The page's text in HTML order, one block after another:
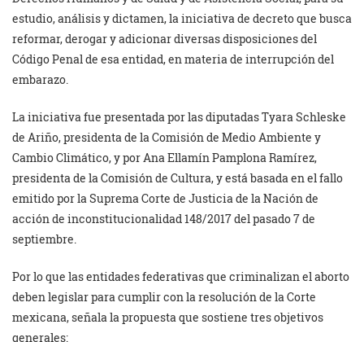
estudio, análisis y dictamen, la iniciativa de decreto que busca
reformar, derogar y adicionar diversas disposiciones del
Código Penal de esa entidad, en materia de interrupción del
embarazo.
La iniciativa fue presentada por las diputadas Tyara Schleske
de Ariño, presidenta de la Comisión de Medio Ambiente y
Cambio Climático, y por Ana Ellamín Pamplona Ramírez,
presidenta de la Comisión de Cultura, y está basada en el fallo
emitido por la Suprema Corte de Justicia de la Nación de
acción de inconstitucionalidad 148/2017 del pasado 7 de
septiembre.
Por lo que las entidades federativas que criminalizan el aborto
deben legislar para cumplir con la resolución de la Corte
mexicana, señala la propuesta que sostiene tres objetivos
generales: